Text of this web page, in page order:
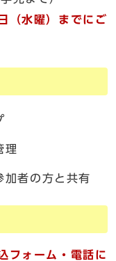
（水曜）までにご
理
加者の方と共有
フォーム・電話に